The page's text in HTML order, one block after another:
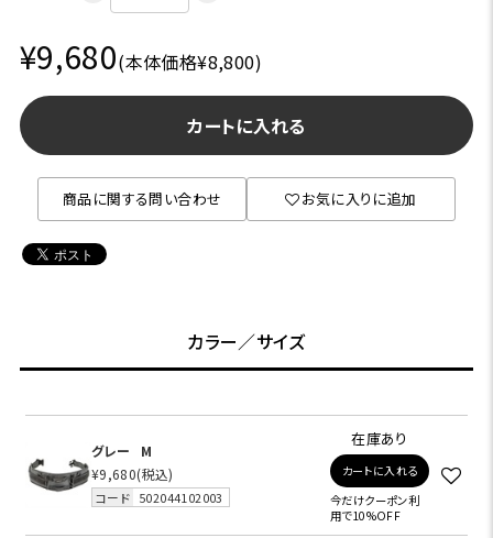
¥9,680(本体価格¥8,800)
カートに入れる
商品に関する問い合わせ お気に入りに追加
カラー／サイズ
グレー
M
¥9,680(税込)
コード 502044102003
在庫あり
カートに入れる
今だけクーポン利
用で10%OFF